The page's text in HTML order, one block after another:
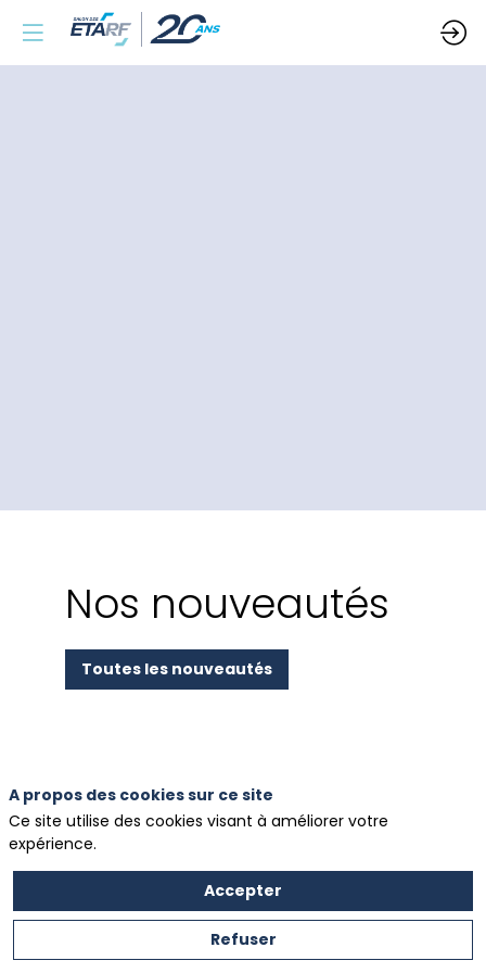
Nos nouveautés
Toutes les nouveautés
A propos des cookies sur ce site
Ce site utilise des cookies visant à améliorer votre
expérience.
Accepter
Refuser